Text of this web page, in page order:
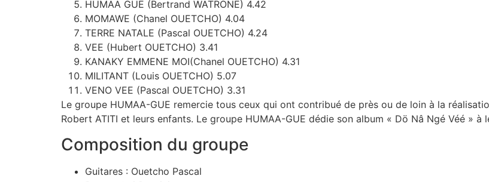
HUMAA GUE (Bertrand WATRONE) 4.42
MOMAWE (Chanel OUETCHO) 4.04
TERRE NATALE (Pascal OUETCHO) 4.24
VEE (Hubert OUETCHO) 3.41
KANAKY EMMENE MOI(Chanel OUETCHO) 4.31
MILITANT (Louis OUETCHO) 5.07
VENO VEE (Pascal OUETCHO) 3.31
Le groupe HUMAA-GUE remercie tous ceux qui ont contribué de près ou de loin à la
Robert ATITI et leurs enfants. Le groupe HUMAA-GUE dédie son album « Dö Nâ Ngé Véé » à
Composition du groupe
Guitares : Ouetcho Pascal